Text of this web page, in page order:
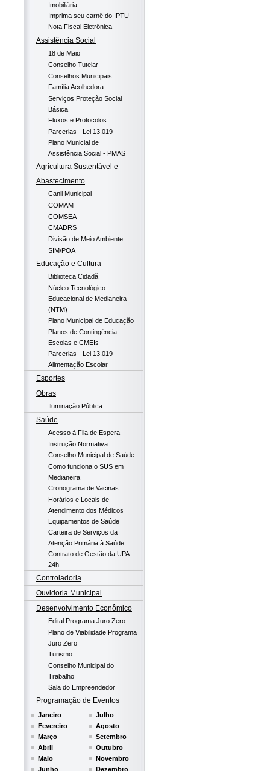
Imobiliária
Imprima seu carnê do IPTU
Nota Fiscal Eletrônica
Assistência Social
18 de Maio
Conselho Tutelar
Conselhos Municipais
Família Acolhedora
Serviços Proteção Social
Básica
Fluxos e Protocolos
Parcerias - Lei 13.019
Plano Municial de
Assistência Social - PMAS
Agricultura Sustentável e
Abastecimento
Canil Municipal
COMAM
COMSEA
CMADRS
Divisão de Meio Ambiente
SIM/POA
Educação e Cultura
Biblioteca Cidadã
Núcleo Tecnológico
Educacional de Medianeira
(NTM)
Plano Municipal de Educação
Planos de Contingência -
Escolas e CMEIs
Parcerias - Lei 13.019
Alimentação Escolar
Esportes
Obras
Iluminação Pública
Saúde
Acesso à Fila de Espera
Instrução Normativa
Conselho Municipal de Saúde
Como funciona o SUS em
Medianeira
Cronograma de Vacinas
Horários e Locais de
Atendimento dos Médicos
Equipamentos de Saúde
Carteira de Serviços da
Atenção Primária à Saúde
Contrato de Gestão da UPA
24h
Controladoria
Ouvidoria Municipal
Desenvolvimento Econômico
Edital Programa Juro Zero
Plano de Viabilidade Programa
Juro Zero
Turismo
Conselho Municipal do
Trabalho
Sala do Empreendedor
Programação de Eventos
Janeiro
Fevereiro
Março
Abril
Maio
Junho
Julho
Agosto
Setembro
Outubro
Novembro
Dezembro